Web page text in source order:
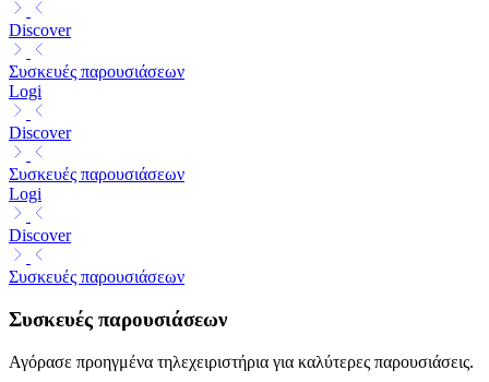
Discover
Συσκευές παρουσιάσεων
Logi
Discover
Συσκευές παρουσιάσεων
Logi
Discover
Συσκευές παρουσιάσεων
Συσκευές παρουσιάσεων
Αγόρασε προηγμένα τηλεχειριστήρια για καλύτερες παρουσιάσεις.